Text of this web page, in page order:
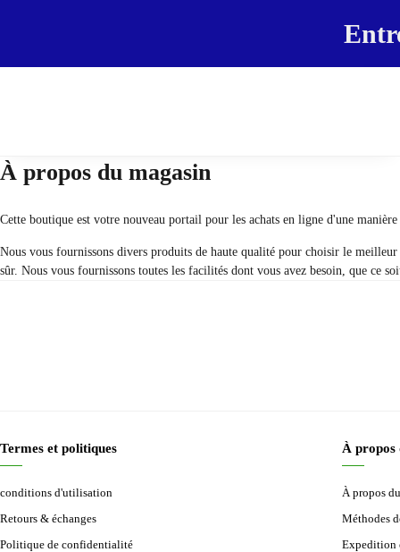
À propos du magasin
Cette boutique est votre nouveau portail pour les achats en ligne d'une
Nous vous fournissons divers produits de haute qualité pour choisir le
sûr. Nous vous fournissons toutes les facilités dont vous avez besoin, que ce
Termes et politiques
conditions d'utilisation
Retours & échanges
Politique de confidentialité
À propos
À propos
Méthodes
Expedition